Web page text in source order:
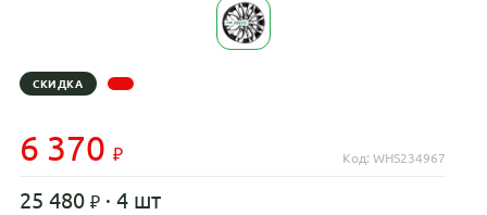
СКИДКА
6 370 Код: WHS234967
25 480 · 4 шт